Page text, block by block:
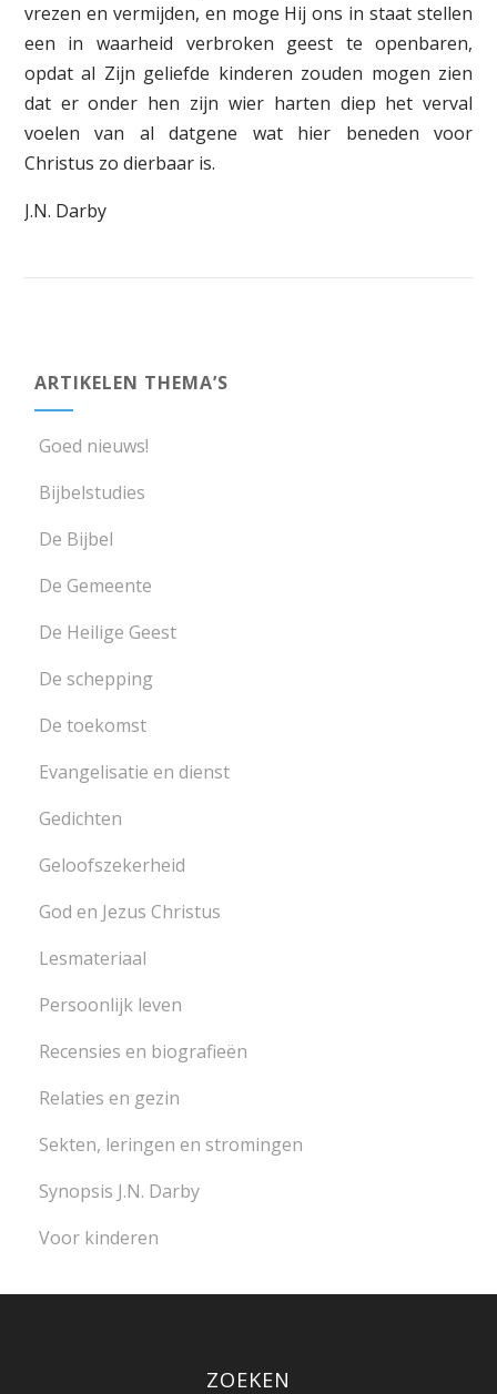
vrezen en vermijden, en moge Hij ons in staat stellen
een in waarheid verbroken geest te openbaren,
opdat al Zijn geliefde kinderen zouden mogen zien
dat er onder hen zijn wier harten diep het verval
voelen van al datgene wat hier beneden voor
Christus zo dierbaar is.
J.N. Darby
ARTIKELEN THEMA’S
Goed nieuws!
Bijbelstudies
De Bijbel
De Gemeente
De Heilige Geest
De schepping
De toekomst
Evangelisatie en dienst
Gedichten
Geloofszekerheid
God en Jezus Christus
Lesmateriaal
Persoonlijk leven
Recensies en biografieën
Relaties en gezin
Sekten, leringen en stromingen
Synopsis J.N. Darby
Voor kinderen
ZOEKEN